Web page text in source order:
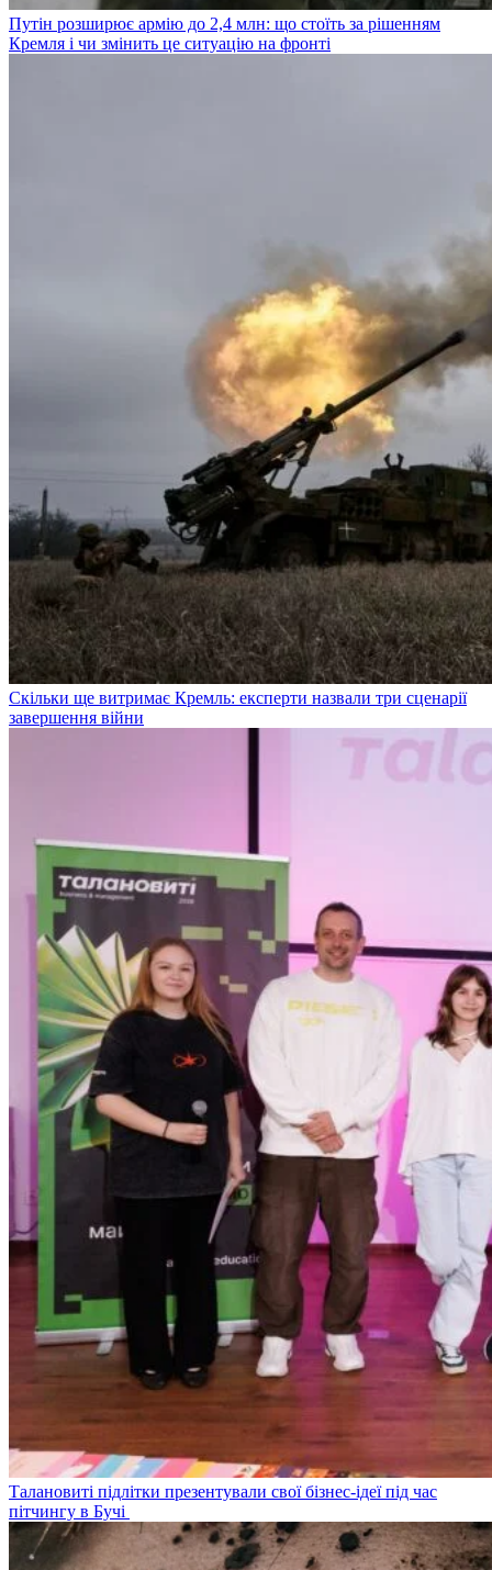
Путін розширює армію до 2,4 млн: що стоїть за рішенням
Кремля і чи змінить це ситуацію на фронті
Скільки ще витримає Кремль: експерти назвали три сценарії
завершення війни
Талановиті підлітки презентували свої бізнес-ідеї під час
пітчингу в Бучі